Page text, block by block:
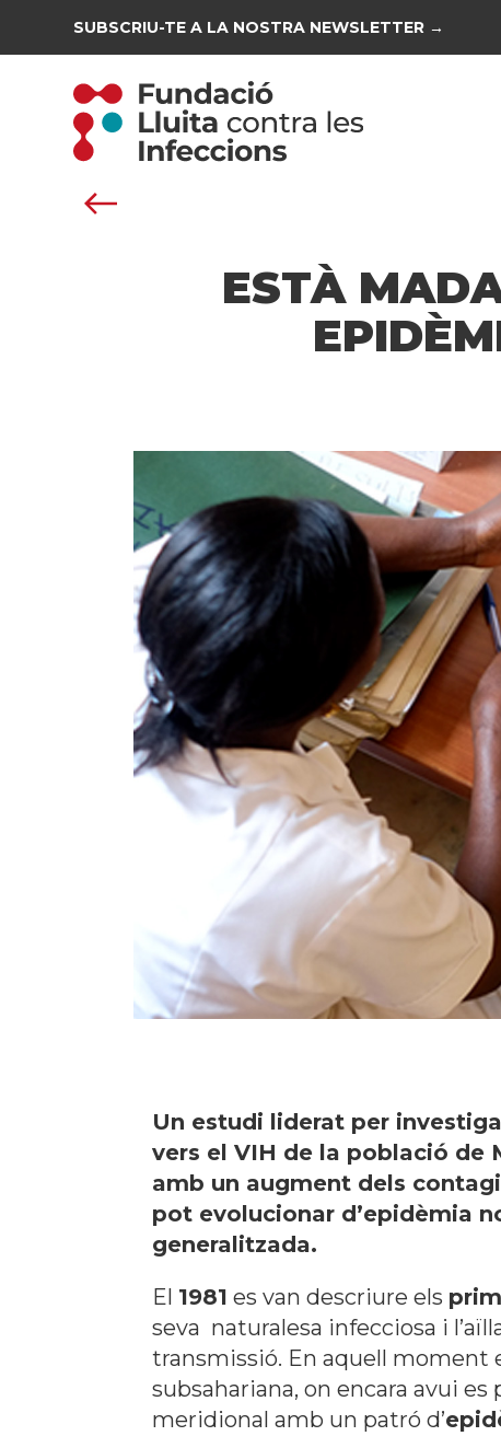
SUBSCRIU-TE A LA NOSTRA NEWSLETTER →
ESTÀ
Un estudi liderat per
vers el VIH de la població de
amb un augment dels
pot evolucionar d’epidèmia
generalitzada.
El 1981 es van descriure els
seva naturalesa infecciosa i
transmissió. En aquell moment
subsahariana, on encara avui
meridional amb un patró d’